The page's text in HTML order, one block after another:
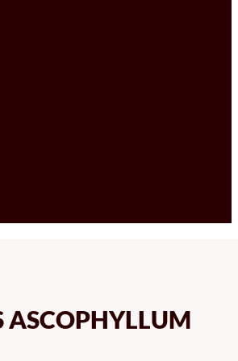
ASCOPHYLLUM